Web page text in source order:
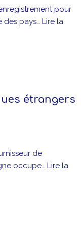
pour
des pays… Lire la
étrangers
de
occupe… Lire la